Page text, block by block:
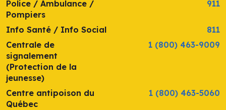
Police / Ambulance /
Pompiers
911
Info Santé / Info Social
811
Centrale de
signalement
(Protection de la
jeunesse)
1 (800) 463-9009
Centre antipoison du
Québec
1 (800) 463-5060